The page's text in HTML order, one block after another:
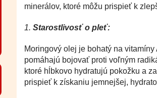
minerálov, ktoré môžu prispieť k
1. Starostlivosť o pleť:
Moringový olej je bohatý na
pomáhajú bojovať proti voľným
ktoré hĺbkovo hydratujú pokožku a
prispieť k získaniu jemnejšej,